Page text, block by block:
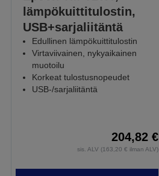
lämpökuittitulostin,
USB+sarjaliitäntä
Edullinen lämpökuittitulostin
Virtaviivainen, nykyaikainen
muotoilu
Korkeat tulostusnopeudet
USB-/sarjaliitäntä
204,82 €
sis. ALV (163,20 € ilman ALV)